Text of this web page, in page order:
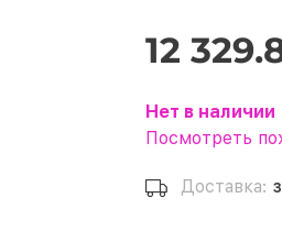
12
Нет в наличии
Посмотреть
Доставка: